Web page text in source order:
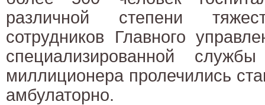
различной степени
сотрудников Главного
специализированной
миллиционера пролечились
амбулаторно.